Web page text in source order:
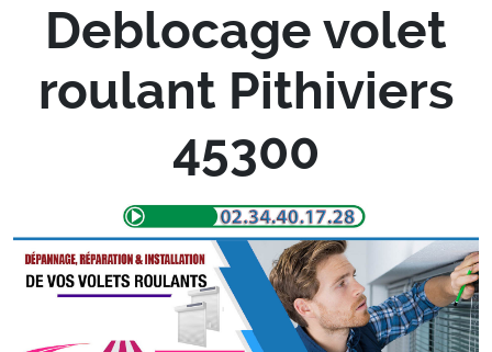
Deblocage volet
roulant Pithiviers
45300